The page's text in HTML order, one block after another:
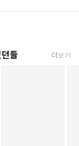
들 더보기